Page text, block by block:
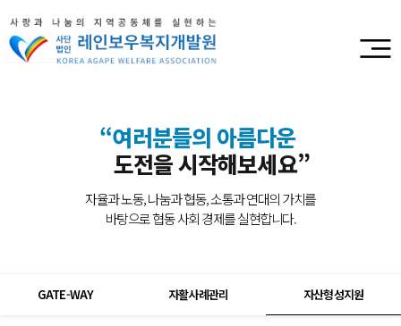
“여러분들의 아름다운
도전을 시작해보세요”
자율과 노동, 나눔과 협동, 소통과 연대의 가치를
바탕으로 협동 사회 경제를 실현합니다.
GATE-WAY 자활사례관리 자산형성지원